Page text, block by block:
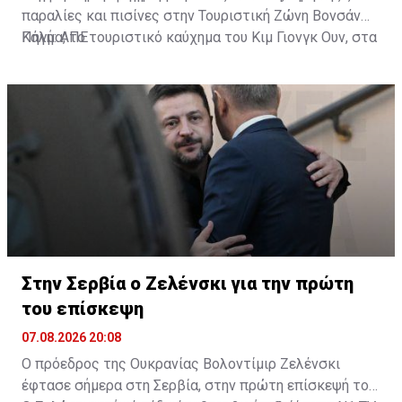
παραλίες και πισίνες στην Τουριστική Ζώνη Βονσάν
Κάλμα, το τουριστικό καύχημα του Κιμ Γιονγκ Ουν, στα
αναζητούν λίγη δροσιά.
Πηγή: ΑΠΕ
Στην Σερβία ο Ζελένσκι για την πρώτη
του επίσκεψη
07.08.2026 20:08
Ο πρόεδρος της Ουκρανίας Βολοντίμιρ Ζελένσκι
έφτασε σήμερα στη Σερβία, στην πρώτη επίσκεψή του